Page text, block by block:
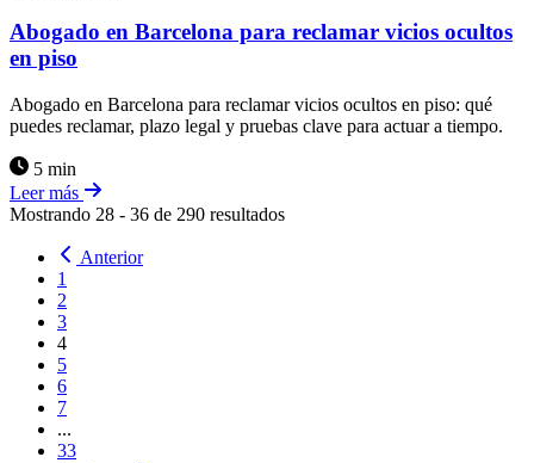
Abogado en Barcelona para reclamar vicios ocultos
en piso
Abogado en Barcelona para reclamar vicios ocultos en piso: qué
puedes reclamar, plazo legal y pruebas clave para actuar a tiempo.
5 min
Leer más
Mostrando 28 - 36 de 290 resultados
Anterior
1
2
3
4
5
6
7
...
33